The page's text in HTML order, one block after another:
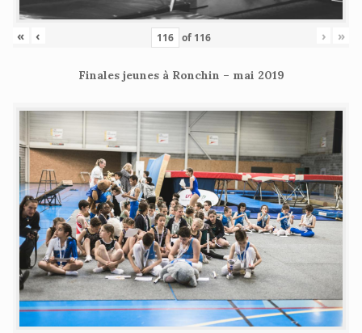
« ‹ of 116 › »
Finales jeunes à Ronchin – mai 2019